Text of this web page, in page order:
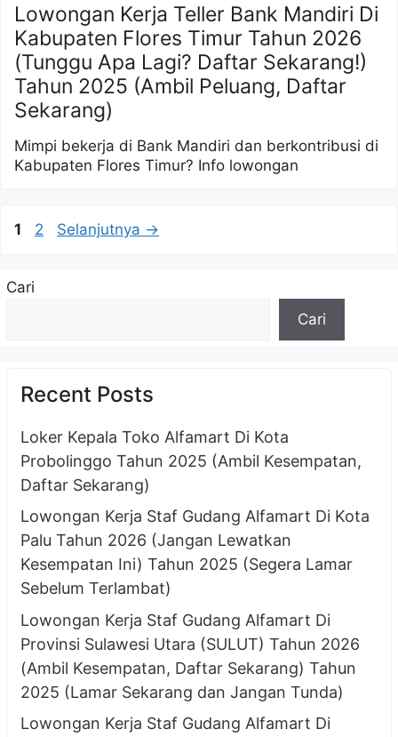
Lowongan Kerja Teller Bank Mandiri Di
Kabupaten Flores Timur Tahun 2026
(Tunggu Apa Lagi? Daftar Sekarang!)
Tahun 2025 (Ambil Peluang, Daftar
Sekarang)
Mimpi bekerja di Bank Mandiri dan berkontribusi di
Kabupaten Flores Timur? Info lowongan
Halaman
1 Halaman
2 Selanjutnya →
Cari
Cari
Recent Posts
Loker Kepala Toko Alfamart Di Kota
Probolinggo Tahun 2025 (Ambil Kesempatan,
Daftar Sekarang)
Lowongan Kerja Staf Gudang Alfamart Di Kota
Palu Tahun 2026 (Jangan Lewatkan
Kesempatan Ini) Tahun 2025 (Segera Lamar
Sebelum Terlambat)
Lowongan Kerja Staf Gudang Alfamart Di
Provinsi Sulawesi Utara (SULUT) Tahun 2026
(Ambil Kesempatan, Daftar Sekarang) Tahun
2025 (Lamar Sekarang dan Jangan Tunda)
Lowongan Kerja Staf Gudang Alfamart Di